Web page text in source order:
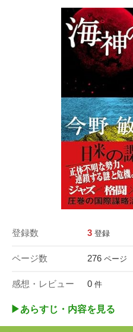
登録数 3 登録
ページ数 276 ページ
感想・レビュー 0 件
▶︎あらすじ・内容を見る